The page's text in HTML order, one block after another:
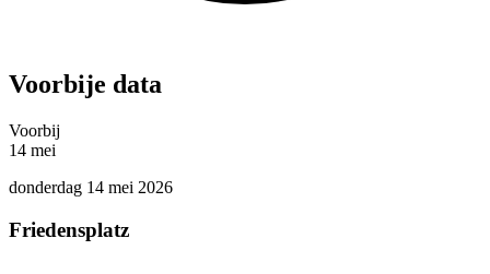
Voorbije data
Voorbij
14 mei
donderdag 14 mei 2026
Friedensplatz